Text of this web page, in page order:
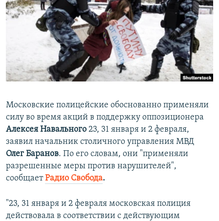
ПОБЕДИТЕЛЕЙ НЕ СУДЯТ?
КРЫМ.НЕПОКОРЕННЫЙ
УКРАИНСКАЯ ПРОБЛЕМА КРЫМА
ПРИСОЕДИНЯЙТЕСЬ!
Все сайты RFE/RL
Московские полицейские обоснованно применяли
силу во время акций в поддержку оппозиционера
Алексея Навального 23, 31 января и 2 февраля,
заявил начальник столичного управления МВД
Олег Баранов. По его словам, они "применяли
разрешенные меры против нарушителей",
сообщаетРадио Свобода.
"23, 31 января и 2 февраля московская полиция
действовала в соответствии с действующим